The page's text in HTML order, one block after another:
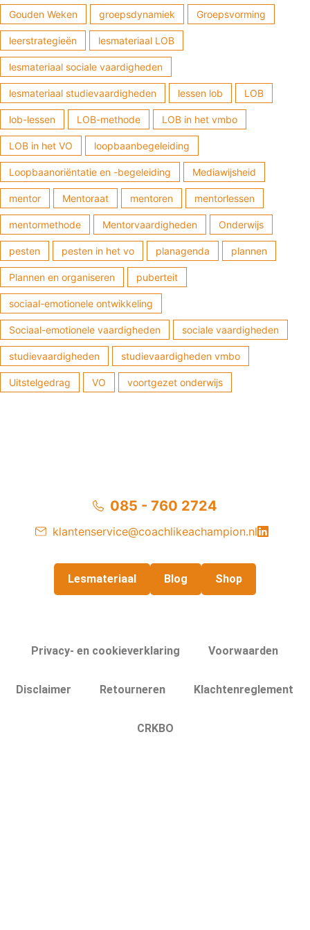
Communicatievaardigheden: Het vermogen om op een
duidelijke en respectvolle manier
Gouden Weken groepsdynamiek Groepsvorming
leerstrategieën lesmateriaal LOB
lesmateriaal sociale vaardigheden
lesmateriaal studievaardigheden lessen lob LOB
lob-lessen LOB-methode LOB in het vmbo
LOB in het VO loopbaanbegeleiding
Loopbaanoriëntatie en -begeleiding Mediawijsheid
mentor Mentoraat mentoren mentorlessen
mentormethode Mentorvaardigheden Onderwijs
pesten pesten in het vo planagenda plannen
Plannen en organiseren puberteit
sociaal-emotionele ontwikkeling
Sociaal-emotionele vaardigheden sociale vaardigheden
studievaardigheden studievaardigheden vmbo
Uitstelgedrag VO voortgezet onderwijs
085 - 760 2724
klantenservice@coachlikeachampion.nl
Lesmateriaal Blog Shop
Privacy- en cookieverklaring Voorwaarden
Disclaimer Retourneren Klachtenreglement
CRKBO